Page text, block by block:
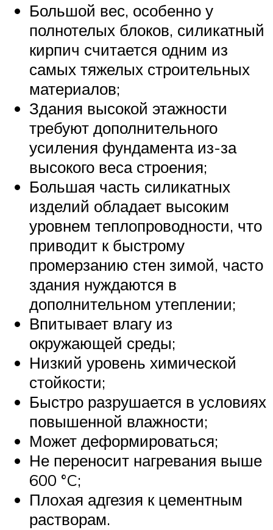
Большой вес, особенно у
полнотелых блоков, силикатный
кирпич считается одним из
самых тяжелых строительных
материалов;
Здания высокой этажности
требуют дополнительного
усиления фундамента из-за
высокого веса строения;
Большая часть силикатных
изделий обладает высоким
уровнем теплопроводности, что
приводит к быстрому
промерзанию стен зимой, часто
здания нуждаются в
дополнительном утеплении;
Впитывает влагу из
окружающей среды;
Низкий уровень химической
стойкости;
Быстро разрушается в условиях
повышенной влажности;
Может деформироваться;
Не переносит нагревания выше
600 °C;
Плохая адгезия к цементным
растворам.